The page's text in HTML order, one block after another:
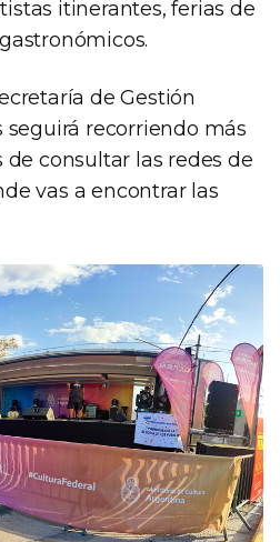
itinerantes, ferias de
de Gestión
seguirá recorriendo más
de consultar las redes de
vas a encontrar las